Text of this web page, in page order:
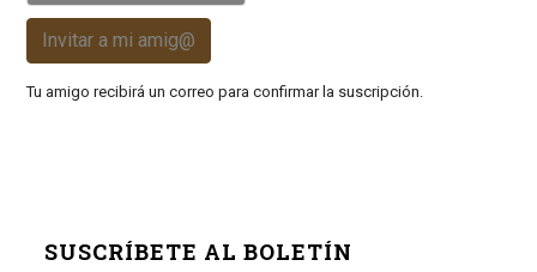
Invitar a mi amig@
Tu amigo recibirá un correo para confirmar la suscripción.
SUSCRÍBETE AL BOLETÍN